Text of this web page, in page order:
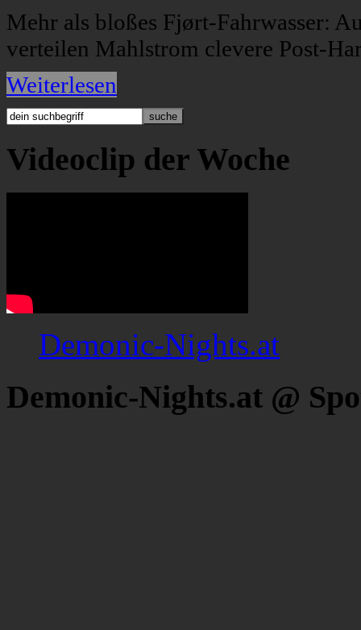
Mehr als bloßes Fjørt-Fahrwasser:
verteilen Mahlstrom clevere Post-
Weiterlesen
Videoclip der Woche
Demonic-Nights.at
Demonic-Nights.at @